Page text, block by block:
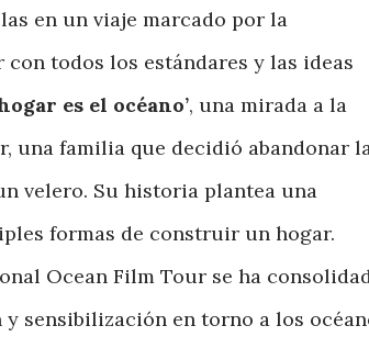
en un viaje marcado por la
todos los estándares y las ideas
es el océano’, una mirada a la
una familia que decidió abandonar
velero. Su historia plantea una
formas de construir un hogar.
Ocean Film Tour se ha
sensibilización en torno a los